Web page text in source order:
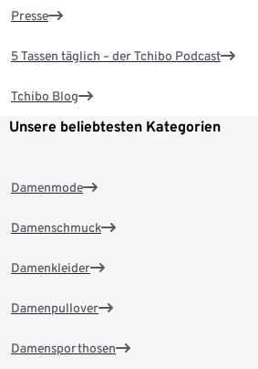
Presse
5 Tassen täglich – der Tchibo Podcast
Tchibo Blog
Unsere beliebtesten Kategorien
Damenmode
Damenschmuck
Damenkleider
Damenpullover
Damensporthosen